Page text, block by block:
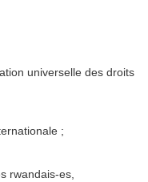
universelle des droits
;
rwandais-es,